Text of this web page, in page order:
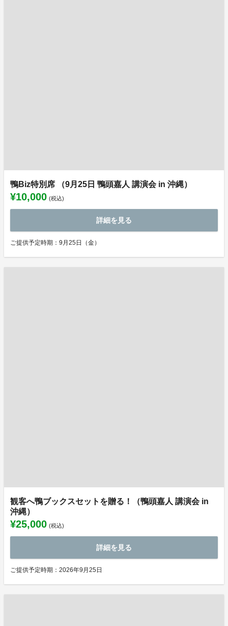
鴨Biz特別席 （9月25日 鴨頭嘉人 講演会 in 沖縄）
¥10,000 (税込)
詳細を見る
ご提供予定時期：9月25日（金）
観客へ鴨ブックスセットを贈る！（鴨頭嘉人 講演会 in
沖縄）
¥25,000 (税込)
詳細を見る
ご提供予定時期：2026年9月25日